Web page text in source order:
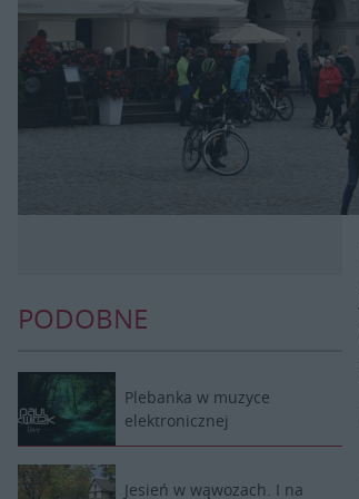
PODOBNE
Plebanka w muzyce
elektronicznej
Jesień w wąwozach. I na